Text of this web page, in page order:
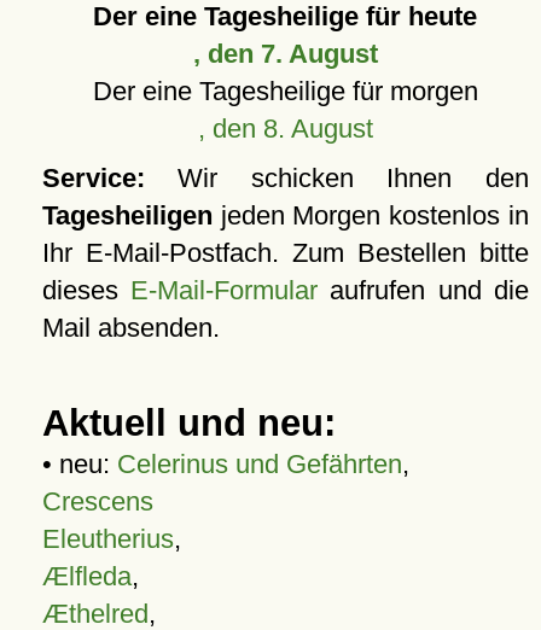
Der eine Tagesheilige für heute
, den 7. August
Der eine Tagesheilige für morgen
, den 8. August
Service: Wir schicken Ihnen den
Tagesheiligen jeden Morgen kostenlos in
Ihr E-Mail-Postfach. Zum Bestellen bitte
dieses E-Mail-Formular aufrufen und die
Mail absenden.
Aktuell und neu:
• neu: Celerinus und Gefährten,
Crescens
Eleutherius,
Ælfleda,
Æthelred,